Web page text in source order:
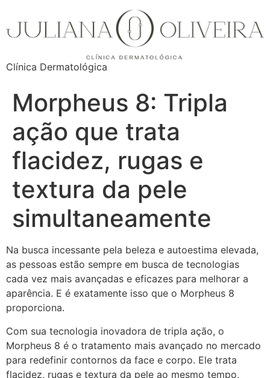
Clínica Dermatológica
Morpheus 8: Tripla
ação que trata
flacidez, rugas e
textura da pele
simultaneamente
Na busca incessante pela beleza e autoestima elevada,
as pessoas estão sempre em busca de tecnologias
cada vez mais avançadas e eficazes para melhorar a
aparência. E é exatamente isso que o Morpheus 8
proporciona.
Com sua tecnologia inovadora de tripla ação, o
Morpheus 8 é o tratamento mais avançado no mercado
para redefinir contornos da face e corpo. Ele trata
flacidez, rugas e textura da pele ao mesmo tempo,